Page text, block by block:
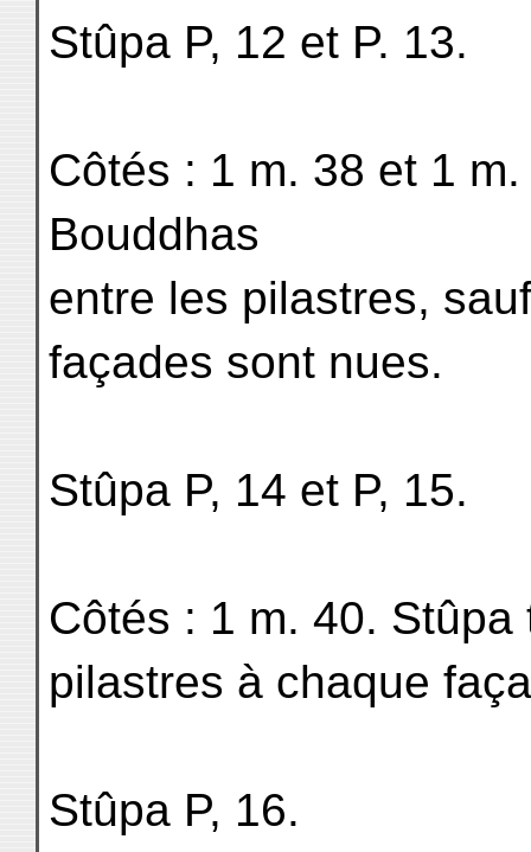
Stûpa P, 12 et P. 13.
Côtés : 1 m. 38 et 1
Bouddhas
entre les pilastres,
façades sont nues.
Stûpa P, 14 et P, 15.
Côtés : 1 m. 40.
pilastres à chaque
Stûpa P, 16.